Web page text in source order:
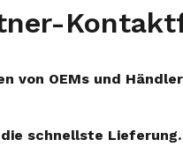
von OEMs und
schnellste Lieferung.